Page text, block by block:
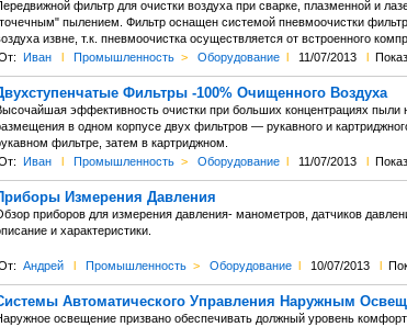
фильтр для очистки воздуха при сварке, плазменной и
пылением. Фильтр оснащен системой пневмоочистки
извне, т.к. пневмоочистка осуществляется от встроенного
Иван l Промышленность > Оборудование l 11/07/2013 l
Фильтры -100% Очищенного Воздуха
эффективность очистки при больших концентрациях пыли
в одном корпусе двух фильтров — рукавного и
фильтре, затем в картриджном.
Иван l Промышленность > Оборудование l 11/07/2013 l
Измерения Давления
приборов для измерения давления- манометров, датчиков
и характеристики.
Андрей l Промышленность > Оборудование l 10/07/2013 l
Автоматического Управления Наружным
освещение призвано обеспечивать должный уровень